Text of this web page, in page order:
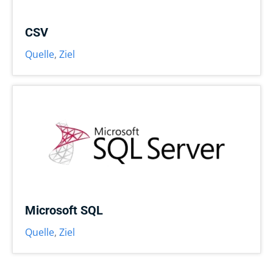
CSV
Quelle, Ziel
Microsoft SQL
Quelle, Ziel